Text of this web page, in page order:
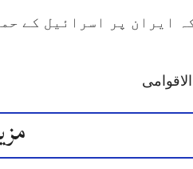
ایران پر اسرائیل کے